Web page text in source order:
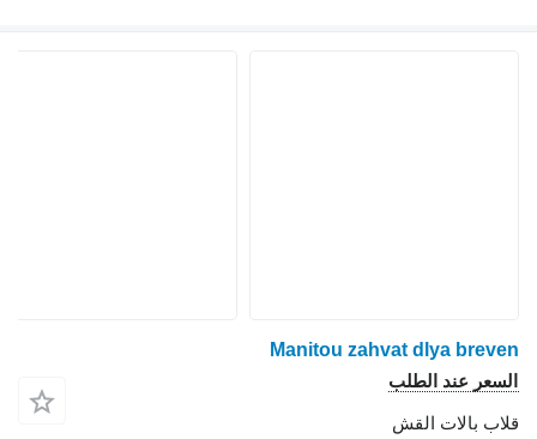
Manitou zahvat dlya breven
السعر عند الطلب
قلاب بالات القش